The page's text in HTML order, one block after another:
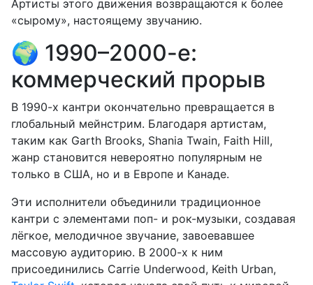
Артисты этого движения возвращаются к более
«сырому», настоящему звучанию.
🌍 1990–2000-е:
коммерческий прорыв
В 1990-х кантри окончательно превращается в
глобальный мейнстрим. Благодаря артистам,
таким как Garth Brooks, Shania Twain, Faith Hill,
жанр становится невероятно популярным не
только в США, но и в Европе и Канаде.
Эти исполнители объединили традиционное
кантри с элементами поп- и рок-музыки, создавая
лёгкое, мелодичное звучание, завоевавшее
массовую аудиторию. В 2000-х к ним
присоединились Carrie Underwood, Keith Urban,